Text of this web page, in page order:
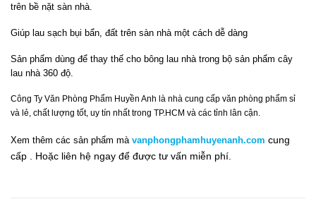
trên bề nặt sàn nhà.
Giúp lau sạch bụi bẩn, đất trên sàn nhà một cách dễ dàng
Sản phẩm dùng để thay thế cho bông lau nhà trong bộ sản phẩm cây
lau nhà 360 độ.
Công Ty Văn Phòng Phẩm Huyền Anh là nhà cung cấp văn phòng phẩm sỉ
và lẻ, chất lượng tốt, uy tín nhất trong TP.HCM và các tỉnh lân cận.
Xem thêm các sản phẩm mà vanphongphamhuyenanh.com cung
cấp . Hoặc liên hệ ngay để được tư vấn miễn phí.